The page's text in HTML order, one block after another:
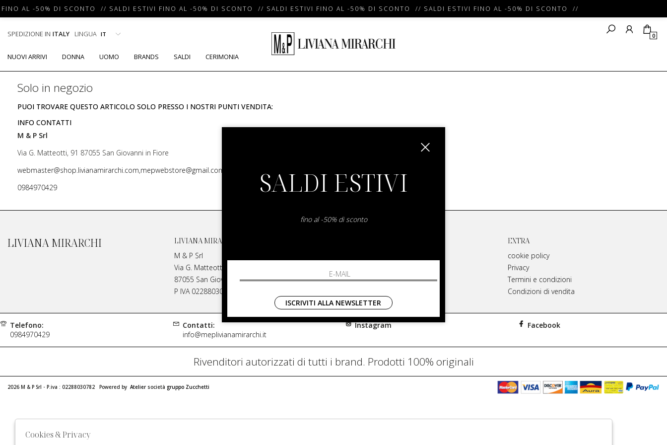
AL -50% DI SCONTO // SALDI ESTIVI FINO AL -50% DI SCONTO // SALDI ESTIVI FINO AL -50% DI SCONTO // SALDI ESTIVI FINO AL -50% DI SCONTO //
SPEDIZIONE IN ITALY LINGUA 0
NUOVI ARRIVI DONNA UOMO BRANDS SALDI CERIMONIA
Solo in negozio
PUOI TROVARE QUESTO ARTICOLO SOLO PRESSO I NOSTRI PUNTI VENDITA:
INFO CONTATTI
M & P Srl
Via G. Matteotti, 91 87055 San Giovanni in Fiore
webmaster@shop.livianamirarchi.com,mepwebstore@gmail.com
0984970429
LIVIANA MIRARCHI
LIVIANA MIRARCHI
M & P Srl
Via G. Matteotti, 91
87055 San Giovanni in Fiore Italia
P IVA 02288030782
Contatti
Spedizione
EXTRA
cookie policy
Privacy
Termini e condizioni
Condizioni di vendita
Telefono:
0984970429
Contatti:
info@meplivianamirarchi.it
Instagram Facebook
Rivenditori autorizzati di tutti i brand. Prodotti 100% originali
2026 M & P Srl - P.iva : 02288030782 Powered by Atelier società gruppo Zucchetti
SALDI ESTIVI
fino al -50% di sconto
ISCRIVITI ALLA NEWSLETTER
Cookies & Privacy